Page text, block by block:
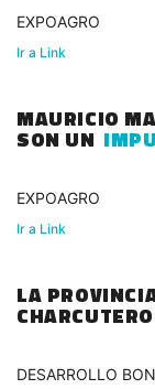
EXPOAGRO
Ir a Link
MAURICIO
SON UN
EXPOAGRO
Ir a Link
LA
DESARROLLO